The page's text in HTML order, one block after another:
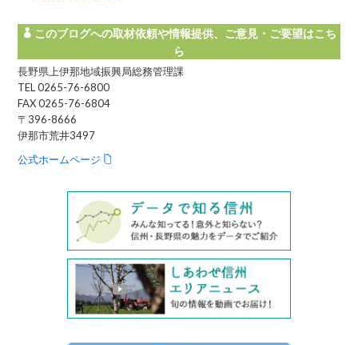
このブログへの取材依頼や情報提供、ご意見・ご要望はこち
ら
長野県上伊那地域振興局総務管理課
TEL 0265-76-6800
FAX 0265-76-6804
〒396-8666
伊那市荒井3497
公式ホームページ